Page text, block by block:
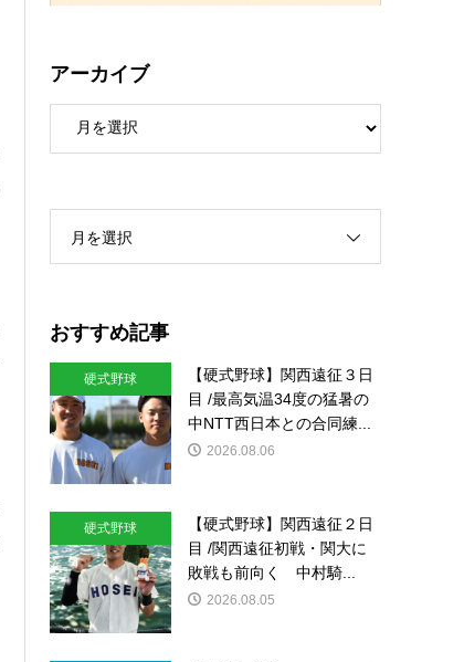
アーカイブ
月を選択
おすすめ記事
硬式野球
【硬式野球】関西遠征３日
目 /最高気温34度の猛暑の
中NTT西日本との合同練...
2026.08.06
硬式野球
【硬式野球】関西遠征２日
目 /関西遠征初戦・関大に
敗戦も前向く 中村騎...
2026.08.05